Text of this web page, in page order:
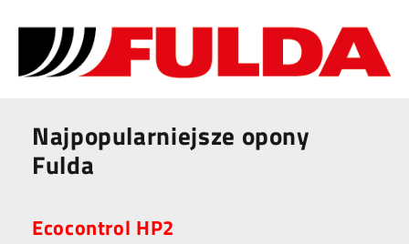
Najpopularniejsze opony
Fulda
Ecocontrol HP2